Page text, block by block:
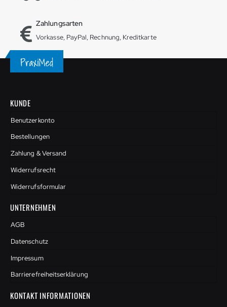
Zahlungsarten
Vorkasse, PayPal, Rechnung, Kreditkarte
KUNDE
Benutzerkonto
Bestellungen
Zahlung & Versand
Widerrufsrecht
Widerrufsformular
UNTERNEHMEN
AGB
Datenschutz
Impressum
Barrierefreiheitserklärung
KONTAKT INFORMATIONEN